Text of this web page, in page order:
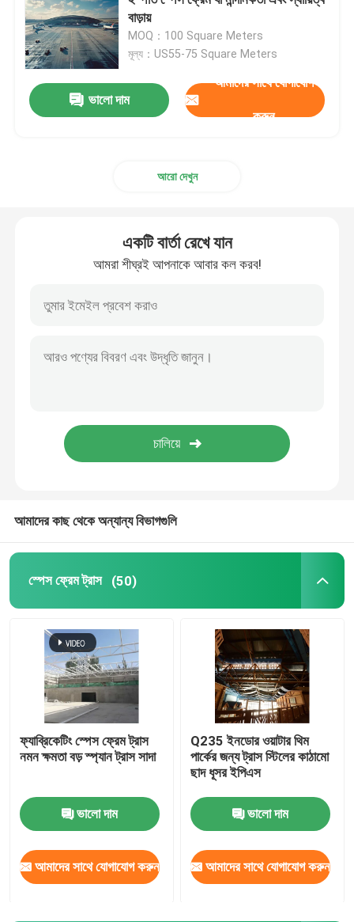
স্পেস ফ্রেম নোড
অ্যালুমিনিয়াম পর্দা প্রাচীর
ছাদের গম্বুজ স্কাইলাইট
গুদাম ছাদ গঠন
বাড়ায়
MOQ：100 Square Meters
মূল্য：US55-75 Square Meters
ভালো দাম
আমাদের সাথে যোগাযোগ
করুন
আরো দেখুন
একটি বার্তা রেখে যান
আমরা শীঘ্রই আপনাকে আবার কল করব!
আমাদের কাছ থেকে অন্যান্য বিভাগগুলি
স্পেস ফ্রেম ট্রাস (50)
ফ্যাব্রিকেটিং স্পেস ফ্রেম ট্রাস
নমন ক্ষমতা বড় স্প্যান ট্রাস সাদা
ভালো দাম
আমাদের সাথে যোগাযোগ করুন
Q235 ইনডোর ওয়াটার থিম
পার্কের জন্য ট্রাস স্টিলের কাঠামো
ছাদ ধূসর ইপিএস
ভালো দাম
আমাদের সাথে যোগাযোগ করুন